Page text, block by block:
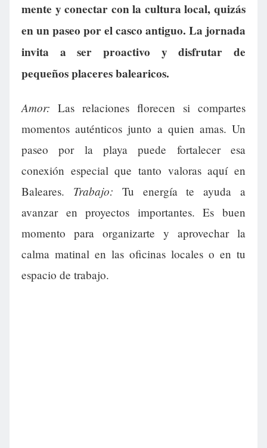
mente y conectar con la cultura local, quizás
en un paseo por el casco antiguo. La jornada
invita a ser proactivo y disfrutar de
pequeños placeres balearicos.
Amor: Las relaciones florecen si compartes
momentos auténticos junto a quien amas. Un
paseo por la playa puede fortalecer esa
conexión especial que tanto valoras aquí en
Baleares. Trabajo: Tu energía te ayuda a
avanzar en proyectos importantes. Es buen
momento para organizarte y aprovechar la
calma matinal en las oficinas locales o en tu
espacio de trabajo.